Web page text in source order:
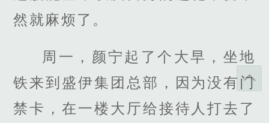
然就麻烦了。
周一，颜宁起了个大早，坐地
铁来到盛伊集团总部，因为没有门
禁卡，在一楼大厅给接待人打去了